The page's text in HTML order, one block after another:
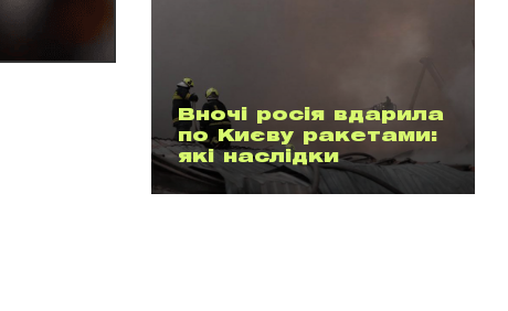
Вночі росія вдарила
по Києву ракетами:
які наслідки